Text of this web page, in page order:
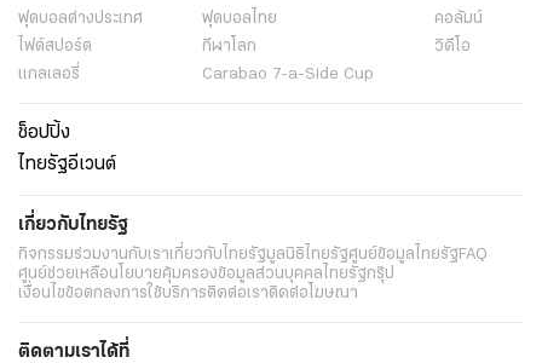
ฟุตบอลต่่างประเทศ ฟุตบอลไทย
คอลัมน์
ไฟต์สปอร์ต
กีฬาโลก
วิดีโอ
แกลเลอรี่
Carabao 7-a-Side Cup
ช็อปปิ้ง
ไทยรัฐอีเวนต์
เกี่ยวกับไทยรัฐ
กิจกรรมร่วมงานกับเราเกี่ยวกับไทยรัฐมูลนิธิไทยรัฐศูนย์ข้อมูลไทยรัฐ FAQ
ศูนย์ช่วยเหลือนโยบายคุ้มครองข้อมูลส่วนบุคคลไทยรัฐกรุ๊ป
เงื่อนไขข้อตกลงการใช้บริการติดต่อเราติดต่อโฆษณา
ติดตามเราได้ที่